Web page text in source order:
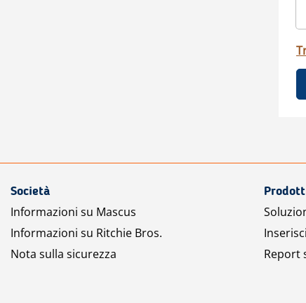
Società
Informazioni su Mascus
Informazioni su Ritchie Bros.
Nota sulla sicurezza
Report